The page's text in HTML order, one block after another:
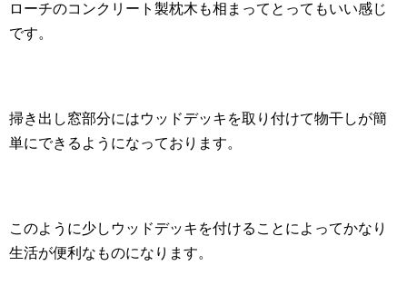
ローチのコンクリート製枕木も相まってとってもいい感じ
です。
掃き出し窓部分にはウッドデッキを取り付けて物干しが簡
単にできるようになっております。
このように少しウッドデッキを付けることによってかなり
生活が便利なものになります。